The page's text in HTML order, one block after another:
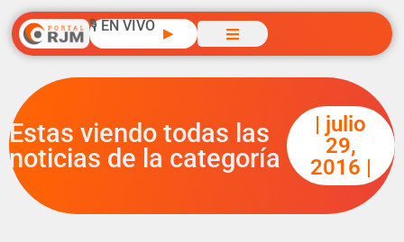
🎙️ EN VIVO ▶
Estas viendo todas las
noticias de la categoría
| julio
29,
2016 |